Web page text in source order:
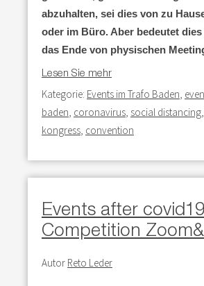
abzuhalten, sei dies von zu
oder im Büro. Aber bedeutet
das Ende von physischen
Lesen Sie mehr
Kategorie: Events im Trafo Baden,
baden, coronavirus, social distancing,
kongress, convention
Events after
Competition
Autor Reto Leder